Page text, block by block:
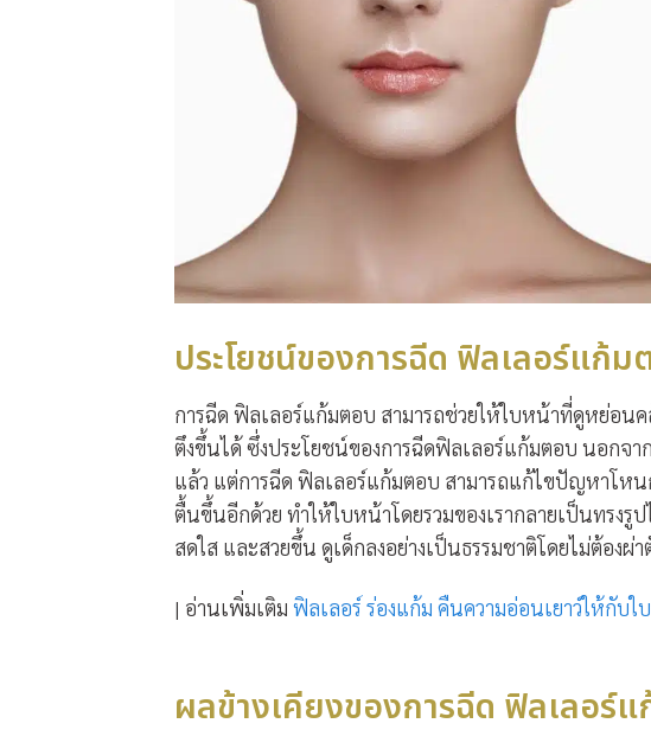
ประโยชน์ของการฉีด ฟิลเลอร์แก้ม
การฉีด ฟิลเลอร์แก้มตอบ สามารถช่วยให้ใบหน้าที่ดูหย่อน
ตึงขึ้นได้ ซึ่งประโยชน์ของการฉีดฟิลเลอร์แก้มตอบ นอกจ
แล้ว แต่การฉีด ฟิลเลอร์แก้มตอบ สามารถแก้ไขปัญหาโหน
ตื้นขึ้นอีกด้วย ทำให้ใบหน้าโดยรวมของเรากลายเป็นทรงรู
สดใส และสวยขึ้น ดูเด็กลงอย่างเป็นธรรมชาติโดยไม่ต้อง
| อ่านเพิ่มเติม ฟิลเลอร์ ร่องแก้ม คืนความอ่อนเยาว์ให้กับใ
ผลข้างเคียงของการฉีด ฟิลเลอร์